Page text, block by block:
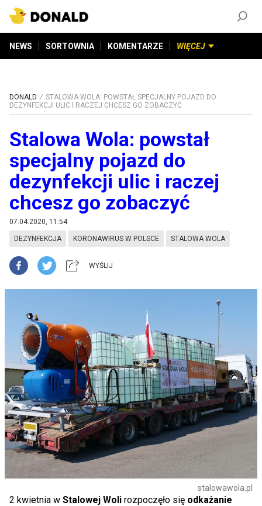
NEWS SORTOWNIA KOMENTARZE WIĘCEJ
DONALD
STALOWA WOLA: POWSTAŁ SPECJALNY POJAZD DO
DEZYNFEKCJI ULIC I RACZEJ CHCESZ GO ZOBACZYĆ
Stalowa Wola: powstał
specjalny pojazd do
dezynfekcji ulic i raczej
chcesz go zobaczyć
07.04.2020, 11:54
DEZYNFEKCJA KORONAWIRUS W POLSCE STALOWA WOLA
WYŚLIJ
stalowawola.pl
2 kwietnia w Stalowej Woli rozpoczęło się odkażanie